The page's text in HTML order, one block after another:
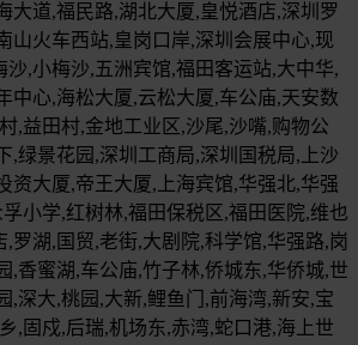
大道,福民路,湖北大厦,皇悦酒店,深圳罗
山火车西站,皇岗口岸,深圳会展中心,现
沙,小梅沙,五洲宾馆,福田客运站,大中华,
中心,海松大厦,云松大厦,车公庙,天安数
,益田村,金地工业区,沙尾,沙嘴,购物公
,绿景花园,深圳工商局,深圳国税局,上沙
资大厦,帝王大厦,上海宾馆,华强北,华强
小学,红树林,福田保税区,福田医院,维也
,罗湖,国贸,老街,大剧院,科学馆,华强路,岗
,香蜜湖,车公庙,竹子林,侨城东,华侨城,世
,深大,桃园,大新,鲤鱼门,前海湾,新安,宝
,固戍,后瑞,机场东,赤湾,蛇口港,海上世